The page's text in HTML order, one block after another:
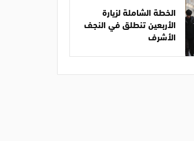
الخطة الشاملة لزيارة
الأربعين تنطلق في النجف
الأشرف